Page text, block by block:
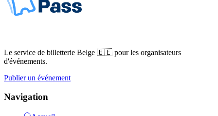
Le service de billetterie Belge 🇧🇪 pour les organisateurs
d'événements.
Publier un événement
Navigation